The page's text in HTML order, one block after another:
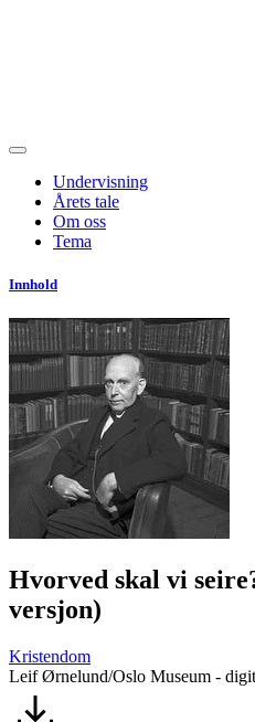
Undervisning
Årets tale
Om oss
Tema
Innhold
Hvorved skal vi
versjon)
Kristendom
Leif Ørnelund/Oslo Museum -